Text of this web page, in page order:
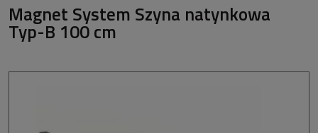
Magnet System Szyna natynkowa
Typ-B 100 cm